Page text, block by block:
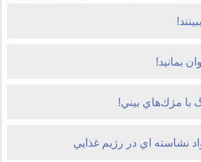
بمانید!
با مژك‌هاي بيني!
نشاسته اي در رژيم غذايي